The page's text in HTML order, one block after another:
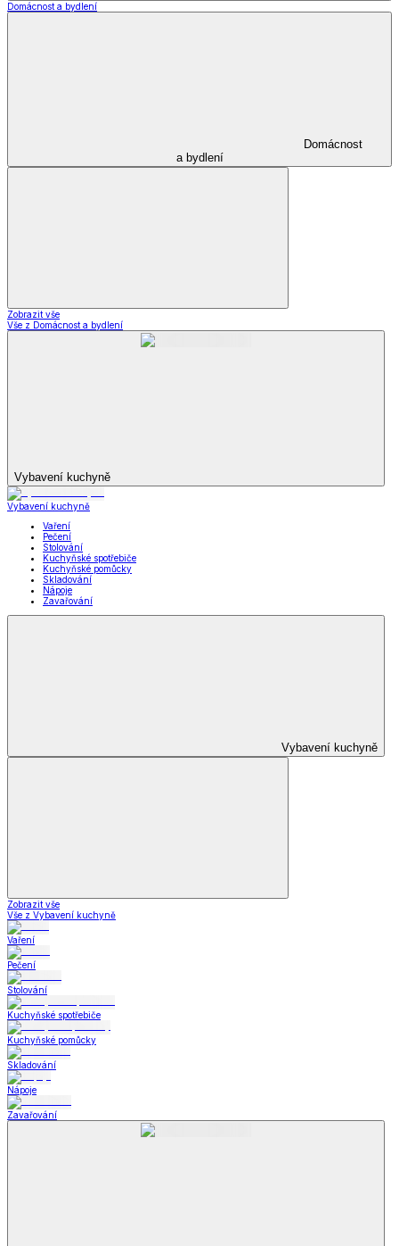
Domácnost a bydlení
Domácnost
a bydlení
Zobrazit vše
Vše z Domácnost a bydlení
Vybavení kuchyně
Vybavení kuchyně
Vaření
Pečení
Stolování
Kuchyňské spotřebiče
Kuchyňské pomůcky
Skladování
Nápoje
Zavařování
Vybavení kuchyně
Zobrazit vše
Vše z Vybavení kuchyně
Vaření
Pečení
Stolování
Kuchyňské spotřebiče
Kuchyňské pomůcky
Skladování
Nápoje
Zavařování